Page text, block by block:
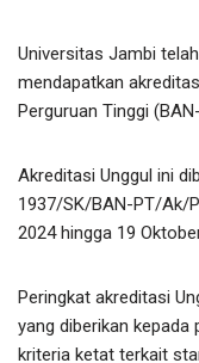
Universitas Jambi
mendapatkan
Perguruan Tinggi
Akreditasi Unggul ini
1937/SK/BAN-PT/Ak/
2024 hingga 19
Peringkat akreditasi
yang diberikan kepada
kriteria ketat terkait